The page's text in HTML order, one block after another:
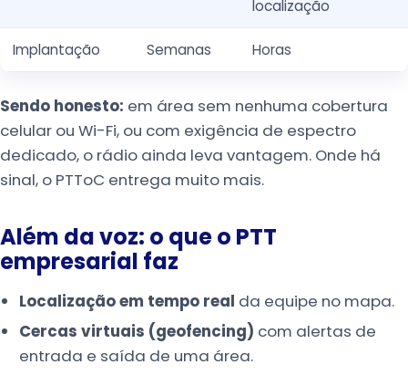
localização
Implantação Semanas Horas
Sendo honesto: em área sem nenhuma cobertura
celular ou Wi-Fi, ou com exigência de espectro
dedicado, o rádio ainda leva vantagem. Onde há
sinal, o PTToC entrega muito mais.
Além da voz: o que o PTT
empresarial faz
Localização em tempo real da equipe no mapa.
Cercas virtuais (geofencing) com alertas de
entrada e saída de uma área.